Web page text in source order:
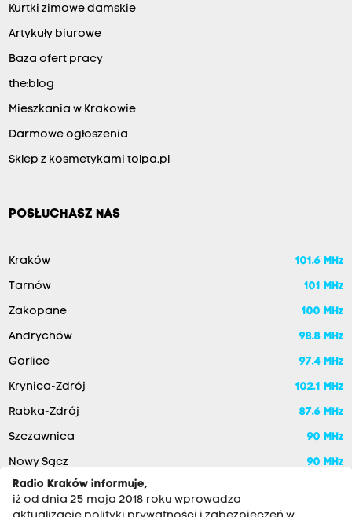
Kurtki zimowe damskie
Artykuły biurowe
Baza ofert pracy
the:blog
Mieszkania w Krakowie
Darmowe ogłoszenia
Sklep z kosmetykami tolpa.pl
POSŁUCHASZ NAS
Kraków 101.6 MHz
Tarnów 101 MHz
Zakopane 100 MHz
Andrychów 98.8 MHz
Gorlice 97.4 MHz
Krynica-Zdrój 102.1 MHz
Rabka-Zdrój 87.6 MHz
Szczawnica 90 MHz
Nowy Sącz
90 MHz
Radio Kraków informuje,
iż od dnia 25 maja 2018 roku wprowadza